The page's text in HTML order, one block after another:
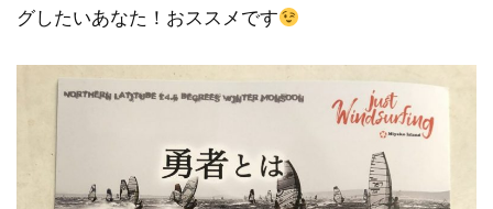
グしたいあなた！おススメです